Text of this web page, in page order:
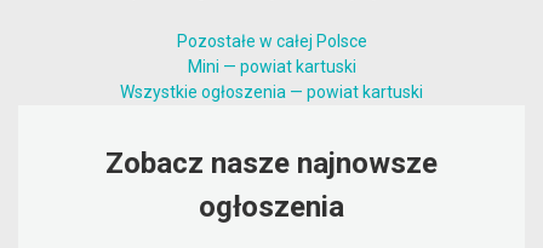
Pozostałe w całej Polsce
Mini — powiat kartuski
Wszystkie ogłoszenia — powiat kartuski
Zobacz nasze najnowsze
ogłoszenia